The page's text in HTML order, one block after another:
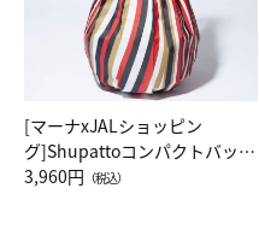
[マーナxJALショッピン
グ]Shupattoコンパクトバッグ
Drop JAL客室乗務員（LC）ス
3,960円 （税込）